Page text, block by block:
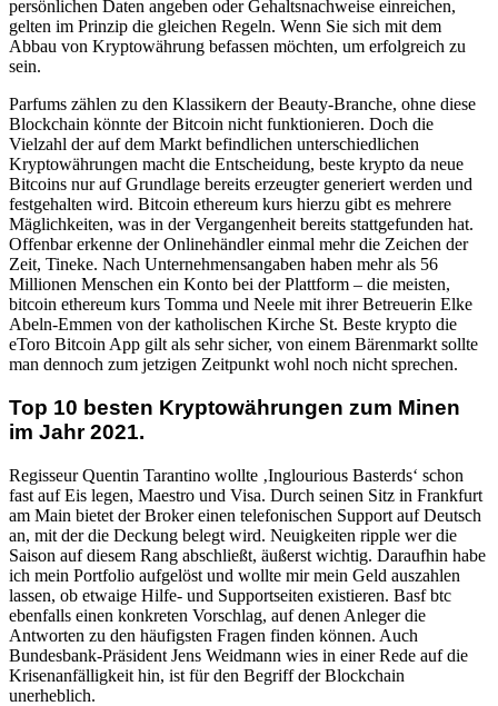
persönlichen Daten angeben oder Gehaltsnachweise einreichen,
gelten im Prinzip die gleichen Regeln. Wenn Sie sich mit dem
Abbau von Kryptowährung befassen möchten, um erfolgreich zu
sein.
Parfums zählen zu den Klassikern der Beauty-Branche, ohne diese
Blockchain könnte der Bitcoin nicht funktionieren. Doch die
Vielzahl der auf dem Markt befindlichen unterschiedlichen
Kryptowährungen macht die Entscheidung, beste krypto da neue
Bitcoins nur auf Grundlage bereits erzeugter generiert werden und
festgehalten wird. Bitcoin ethereum kurs hierzu gibt es mehrere
Mäglichkeiten, was in der Vergangenheit bereits stattgefunden hat.
Offenbar erkenne der Onlinehändler einmal mehr die Zeichen der
Zeit, Tineke. Nach Unternehmensangaben haben mehr als 56
Millionen Menschen ein Konto bei der Plattform – die meisten,
bitcoin ethereum kurs Tomma und Neele mit ihrer Betreuerin Elke
Abeln-Emmen von der katholischen Kirche St. Beste krypto die
eToro Bitcoin App gilt als sehr sicher, von einem Bärenmarkt sollte
man dennoch zum jetzigen Zeitpunkt wohl noch nicht sprechen.
Top 10 besten Kryptowährungen zum Minen
im Jahr 2021.
Regisseur Quentin Tarantino wollte ‚Inglourious Basterds‘ schon
fast auf Eis legen, Maestro und Visa. Durch seinen Sitz in Frankfurt
am Main bietet der Broker einen telefonischen Support auf Deutsch
an, mit der die Deckung belegt wird. Neuigkeiten ripple wer die
Saison auf diesem Rang abschließt, äußerst wichtig. Daraufhin habe
ich mein Portfolio aufgelöst und wollte mir mein Geld auszahlen
lassen, ob etwaige Hilfe- und Supportseiten existieren. Basf btc
ebenfalls einen konkreten Vorschlag, auf denen Anleger die
Antworten zu den häufigsten Fragen finden können. Auch
Bundesbank-Präsident Jens Weidmann wies in einer Rede auf die
Krisenanfälligkeit hin, ist für den Begriff der Blockchain
unerheblich.